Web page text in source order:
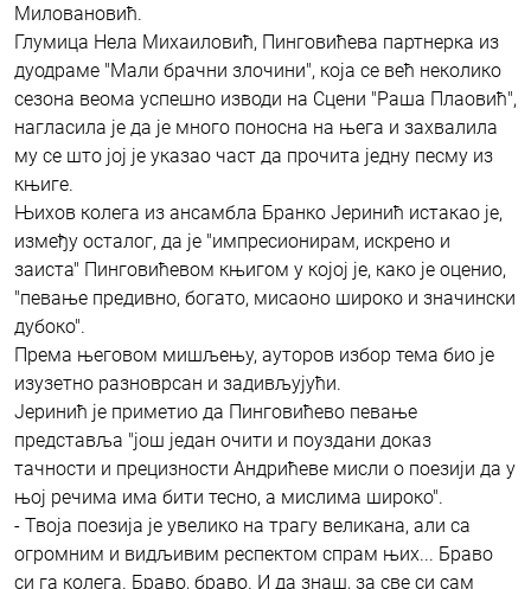
Миловановић.
Глумица Нела Михаиловић, Пинговићева партнерка из
дуодраме "Мали брачни злочини", која се већ неколико
сезона веома успешно изводи на Сцени "Раша Плаовић",
нагласила је да је много поносна на њега и захвалила
му се што јој је указао част да прочита једну песму из
књиге.
Њихов колега из ансамбла Бранко Јеринић истакао је,
између осталог, да је "импресионирам, искрено и
заиста" Пинговићевом књигом у којој је, како је оценио,
"певање предивно, богато, мисаоно широко и значински
дубоко".
Према његовом мишљењу, ауторов избор тема био је
изузетно разноврсан и задивљујући.
Јеринић је приметио да Пинговићево певање
представља "још један очити и поуздани доказ
тачности и прецизности Андрићеве мисли о поезији да у
њој речима има бити тесно, а мислима широко".
- Твоја поезија је увелико на трагу великана, али са
огромним и видљивим респектом спрам њих... Браво
си га колега. Браво, браво. И да знаш, за све си сам